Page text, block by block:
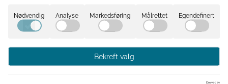
Perfekt som vertinnegave, bursdagsgave, julegave eller
en liten oppmerksomhet til en som fortjener litt ekstra
hverdagsluksus.
Kommentarer
Nødvendig Analyse Markedsføring Målrettet Egendefinert
Bekreft valg
Drevet av